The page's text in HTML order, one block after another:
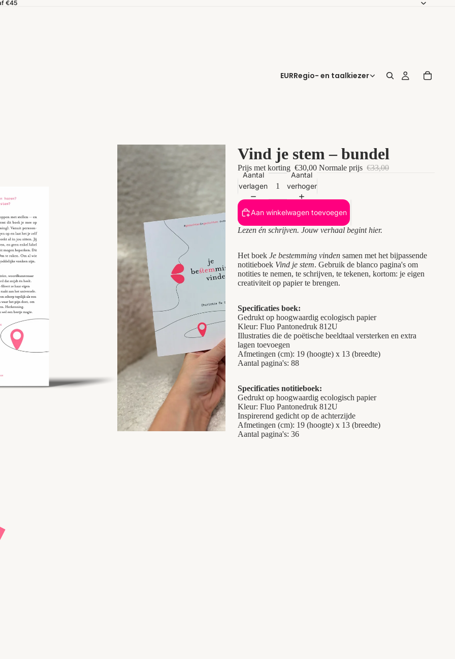
€45
EURRegio- en taalkiezer
Vind je stem – bundel
Prijs met korting €30,00 Normale prijs €33,00
Aantal
verlagen
Aantal
verhogen
Aan winkelwagen toevoegen
Lezen én schrijven. Jouw verhaal begint hier.
Het boek Je bestemming vinden samen met het bijpassende
notitieboek Vind je stem. Gebruik de blanco pagina's om
notities te nemen, te schrijven, te tekenen, kortom: je eigen
creativiteit op papier te brengen.
Specificaties boek:
Gedrukt op hoogwaardig ecologisch papier
Kleur: Fluo Pantonedruk 812U
Illustraties die de poëtische beeldtaal versterken en extra
lagen toevoegen
Afmetingen (cm): 19 (hoogte) x 13 (breedte)
Aantal pagina's: 88
Specificaties notitieboek:
Gedrukt op hoogwaardig ecologisch papier
Kleur: Fluo Pantonedruk 812U
Inspirerend gedicht op de achterzijde
Afmetingen (cm): 19 (hoogte) x 13 (breedte)
Aantal pagina's: 36